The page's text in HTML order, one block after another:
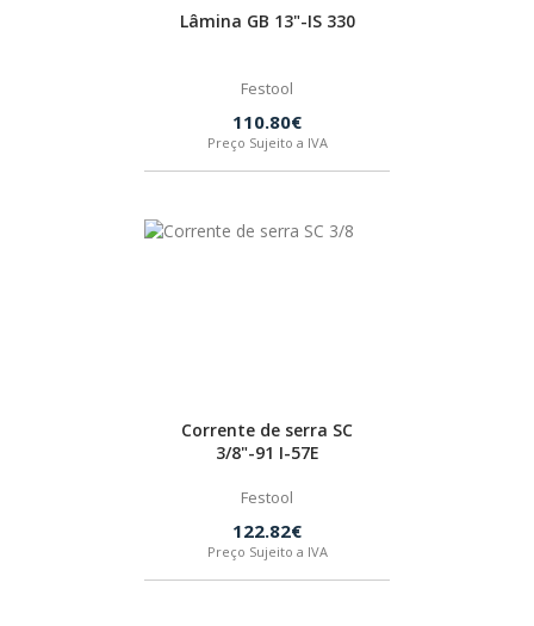
Lâmina GB 13"-IS 330
Festool
110.80€
Preço Sujeito a IVA
Corrente de serra SC
3/8"-91 I-57E
Festool
122.82€
Preço Sujeito a IVA